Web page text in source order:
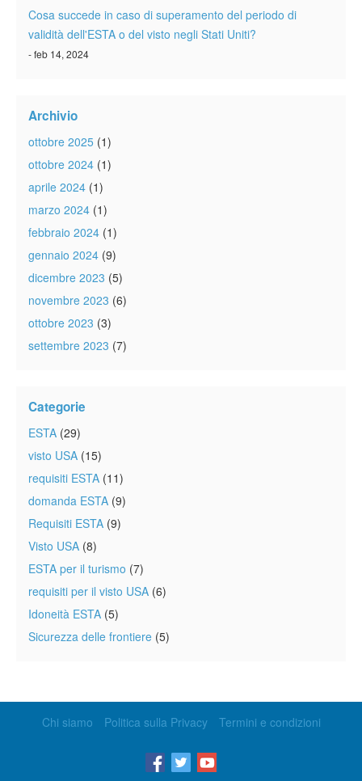
Cosa succede in caso di superamento del periodo di
validità dell'ESTA o del visto negli Stati Uniti?
- feb 14, 2024
Archivio
ottobre 2025 (1)
ottobre 2024 (1)
aprile 2024 (1)
marzo 2024 (1)
febbraio 2024 (1)
gennaio 2024 (9)
dicembre 2023 (5)
novembre 2023 (6)
ottobre 2023 (3)
settembre 2023 (7)
Categorie
ESTA (29)
visto USA (15)
requisiti ESTA (11)
domanda ESTA (9)
Requisiti ESTA (9)
Visto USA (8)
ESTA per il turismo (7)
requisiti per il visto USA (6)
Idoneità ESTA (5)
Sicurezza delle frontiere (5)
Chi siamo Politica sulla Privacy Termini e condizioni